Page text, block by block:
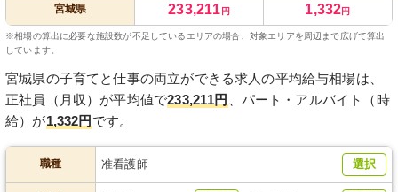
宮城県 233,211 円 1,332円
※相場の算出に必要な施設数が不足しているエリアの場合、対象エリアを周辺まで広げて算出
しています。
宮城県の子育てと仕事の両立ができる求人の平均給与相場は、
正社員（月収）が平均値で233,211円
、パート・アルバイト（時
給）が1,332円 です。
職種 准看護師 選択